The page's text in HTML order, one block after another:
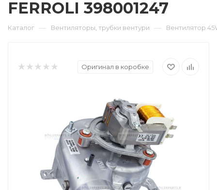
FERROLI 398001247
Каталог — Вентиляторы, трубки вентури — Вентилятор
Оригинал в коробке